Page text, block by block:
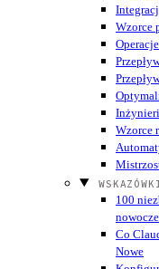
Wzorce
Wzorce
100
Co
Nowe